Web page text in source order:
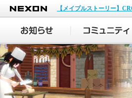
NEXON
【メイプルストーリー】